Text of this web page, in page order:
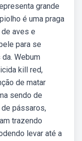
grande
é uma praga
aves e
para se
Webum
kill red,
de matar
sendo de
pássaros,
trazendo
levar até a